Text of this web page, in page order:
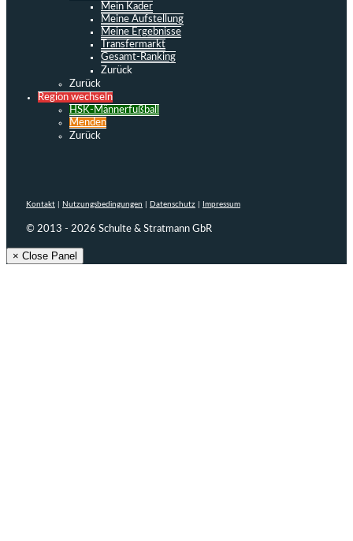
Mein Kader
Meine Aufstellung
Meine Ergebnisse
Transfermarkt
Gesamt-Ranking
Zurück
Zurück
Region wechseln
HSK-Männerfußball
Menden
Zurück
Kontakt Nutzungsbedingungen Datenschutz Impressum
© 2013 - 2026 Schulte & Stratmann GbR
× Close Panel